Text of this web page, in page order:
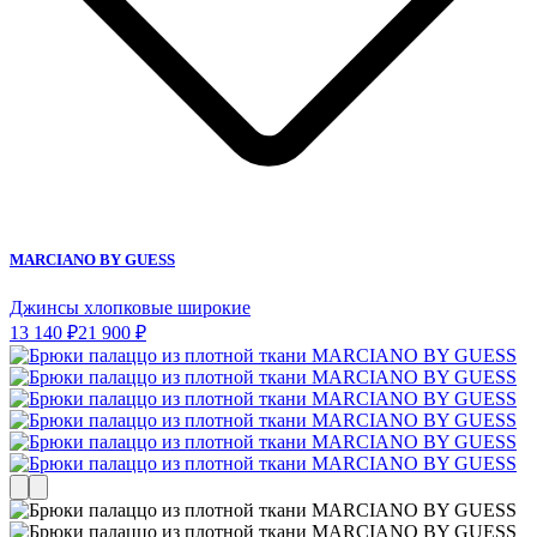
MARCIANO BY GUESS
Джинсы хлопковые широкие
13 140 ₽21 900 ₽